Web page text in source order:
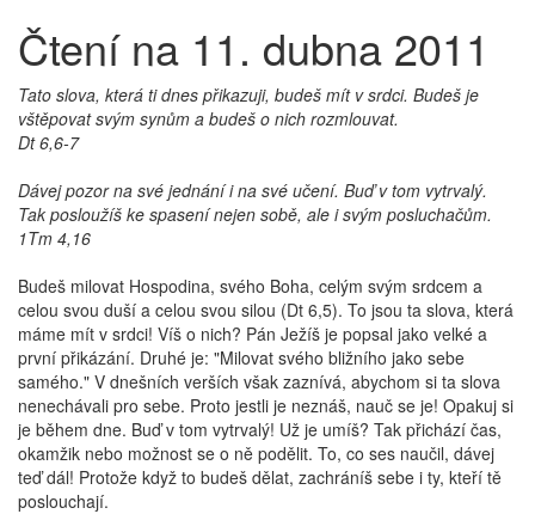
Čtení na 11. dubna 2011
Tato slova, která ti dnes přikazuji, budeš mít v srdci. Budeš je
vštěpovat svým synům a budeš o nich rozmlouvat.
Dt 6,6-7
Dávej pozor na své jednání i na své učení. Buď v tom vytrvalý.
Tak posloužíš ke spasení nejen sobě, ale i svým posluchačům.
1Tm 4,16
Budeš milovat Hospodina, svého Boha, celým svým srdcem a
celou svou duší a celou svou silou (Dt 6,5). To jsou ta slova, která
máme mít v srdci! Víš o nich? Pán Ježíš je popsal jako velké a
první přikázání. Druhé je: "Milovat svého bližního jako sebe
samého." V dnešních verších však zaznívá, abychom si ta slova
nenechávali pro sebe. Proto jestli je neznáš, nauč se je! Opakuj si
je během dne. Buď v tom vytrvalý! Už je umíš? Tak přichází čas,
okamžik nebo možnost se o ně podělit. To, co ses naučil, dávej
teď dál! Protože když to budeš dělat, zachráníš sebe i ty, kteří tě
poslouchají.